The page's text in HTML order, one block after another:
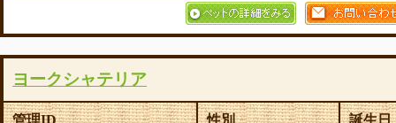
ヨークシャテリア
管理ID 性別 誕生日